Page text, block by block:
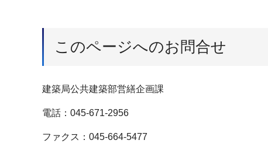
このページへのお問合せ
建築局公共建築部営繕企画課
電話：045-671-2956
ファクス：045-664-5477